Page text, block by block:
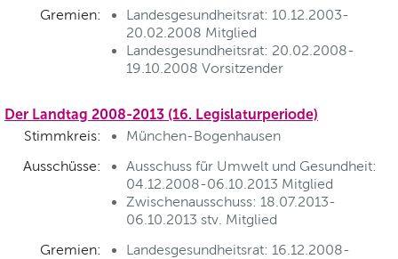
Gremien:
Landesgesundheitsrat: 10.12.2003-
20.02.2008 Mitglied
Landesgesundheitsrat: 20.02.2008-
19.10.2008 Vorsitzender
Der Landtag 2008-2013 (16. Legislaturperiode)
Stimmkreis:
München-Bogenhausen
Ausschüsse:
Ausschuss für Umwelt und Gesundheit:
04.12.2008-06.10.2013 Mitglied
Zwischenausschuss: 18.07.2013-
06.10.2013 stv. Mitglied
Gremien:
Landesgesundheitsrat: 16.12.2008-